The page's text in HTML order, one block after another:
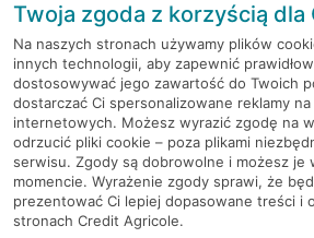
RODO
Regulamin serwisu
Mapa serwisu
PolitykaCookies
Twoja zgoda z korzyścią dla
Na naszych stronach używamy plików
innych technologii, aby zapewnić
dostosowywać jego zawartość do Twoich
dostarczać Ci spersonalizowane reklamy
internetowych. Możesz wyrazić zgodę na
odrzucić pliki cookie – poza plikami
serwisu. Zgody są dobrowolne i możesz je
momencie. Wyrażenie zgody sprawi, że
prezentować Ci lepiej dopasowane treści i
stronach Credit Agricole.